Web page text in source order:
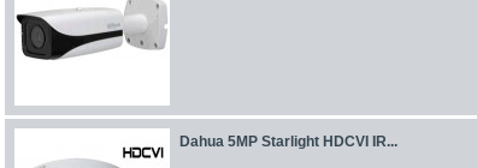
Dahua 5MP Starlight HDCVI IR...